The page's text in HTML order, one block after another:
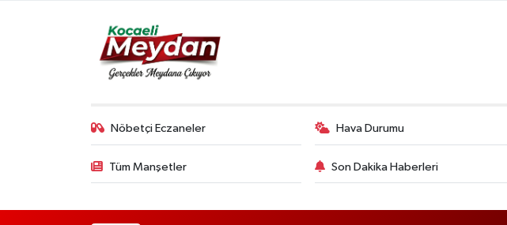
Nöbetçi Eczaneler Hava Durumu
Tüm Manşetler Son Dakika Haberleri